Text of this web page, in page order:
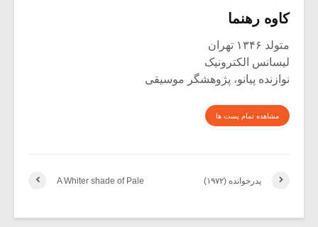
کاوه رهنما
متولد ۱۳۴۶ تهران
لیسانس الکترونیک
نوازنده پیانو، پژوهشگر موسیقی
مشاهده تمام پست ها
A Whiter shade of Pale پدرخوانده (۱۹۷۲)